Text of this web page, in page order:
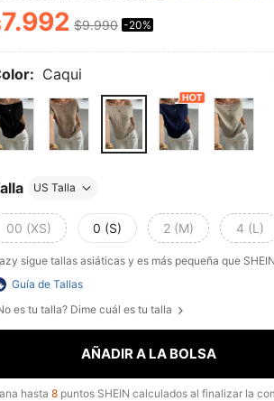
AND
7.992 $9.990 -20%
Caqui
US Talla
00 (XS) 0 (S) 2 (M) 4 (L)
sigue tallas asiáticas y es más pequeña que
Guía de Tallas
es tu talla? Dime cuál es tu talla
AÑADIR A LA BOLSA
hasta 8 puntos SHEIN calculados al finalizar la